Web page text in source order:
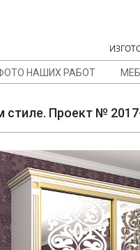
НАШИХ РАБОТ
Проект №